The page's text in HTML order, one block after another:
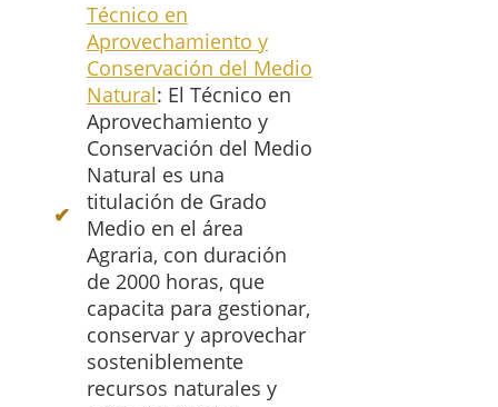
Técnico en
Aprovechamiento y
Conservación del Medio
Natural: El Técnico en
Aprovechamiento y
Conservación del Medio
Natural es una
titulación de Grado
Medio en el área
Agraria, con duración
de 2000 horas, que
capacita para gestionar,
conservar y aprovechar
sosteniblemente
recursos naturales y